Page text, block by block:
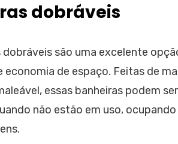
dobráveis
dobráveis são uma excelente
economia de espaço. Feitas de
essas banheiras podem
não estão em uso,